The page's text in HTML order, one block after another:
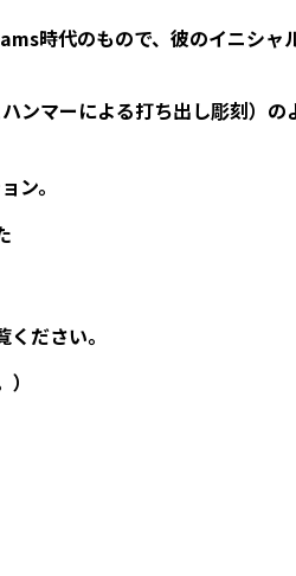
時代のもので、彼のイニシャ
ンマーによる打ち出し彫刻）の
ン。
ださい。